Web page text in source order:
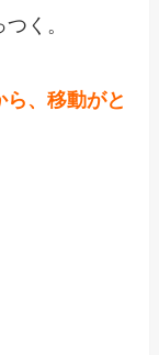
く。
、移動がと